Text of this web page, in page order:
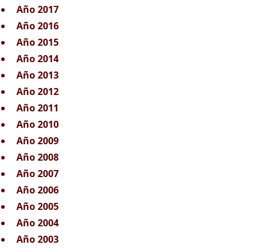
Año 2017
Año 2016
Año 2015
Año 2014
Año 2013
Año 2012
Año 2011
Año 2010
Año 2009
Año 2008
Año 2007
Año 2006
Año 2005
Año 2004
Año 2003